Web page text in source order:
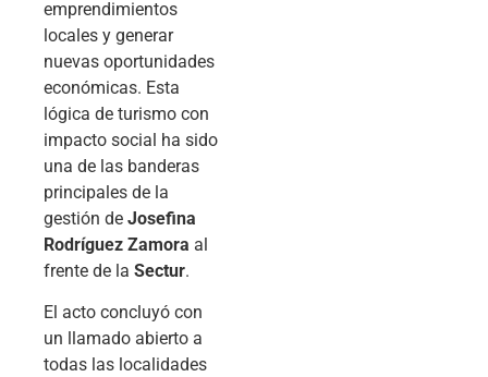
emprendimientos
locales y generar
nuevas oportunidades
económicas. Esta
lógica de turismo con
impacto social ha sido
una de las banderas
principales de la
gestión de Josefina
Rodríguez Zamora al
frente de la Sectur.
El acto concluyó con
un llamado abierto a
todas las localidades